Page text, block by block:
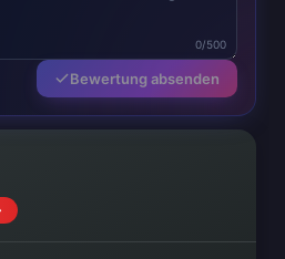
0/500
Bewertung absenden